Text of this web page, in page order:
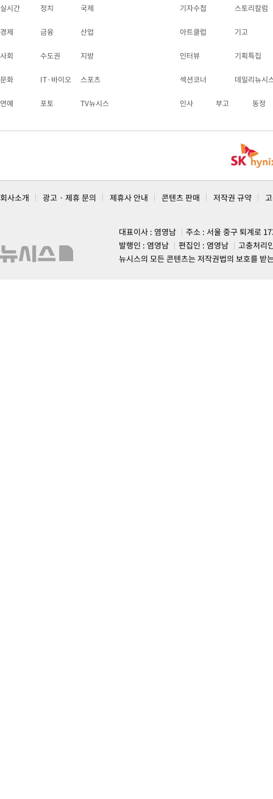
실시간 정치 국제
경제 금융 산업
사회 수도권 지방
문화 IT·바이오 스포츠
연예 포토 TV뉴시스
기자수첩 스토리칼럼
아트클럽 기고
인터뷰 기획특집
섹션코너 데일리뉴시
인사 부고 동정
회사소개 광고 · 제휴 문의 제휴사 안내 콘텐츠 판매 저작권 규약
대표이사 : 염영남
주소 : 서울 중구 퇴계로
발행인 : 염영남
편집인 : 염영남
고충처리
뉴시스의 모든 콘텐츠는 저작권법의 보호를